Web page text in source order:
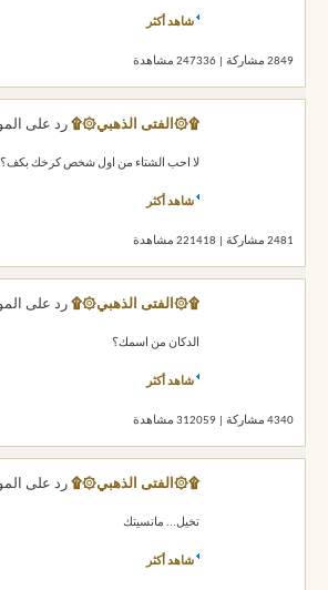
شاهد أكثر
2849 مشاركة | 247336 مشاهدة
۩۞الفتى الذهبي۞۩ رد على
لا احب الشتاء من اول شخص كرخك بكف؟
شاهد أكثر
2481 مشاركة | 221418 مشاهدة
۩۞الفتى الذهبي۞۩ رد على
الدكان من اسمك؟
شاهد أكثر
4340 مشاركة | 312059 مشاهدة
۩۞الفتى الذهبي۞۩ رد على
تخيل... مانسيتك
شاهد أكثر